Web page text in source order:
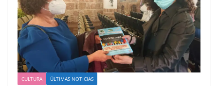
CULTURA ÚLTIMAS NOTICIAS